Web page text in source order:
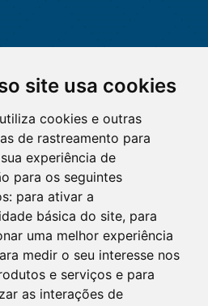
site usa cookies
cookies e outras
de rastreamento para
experiência de
para os seguintes
para ativar a
básica do site, para
uma melhor experiência
medir o seu interesse nos
e serviços e para
as interações de